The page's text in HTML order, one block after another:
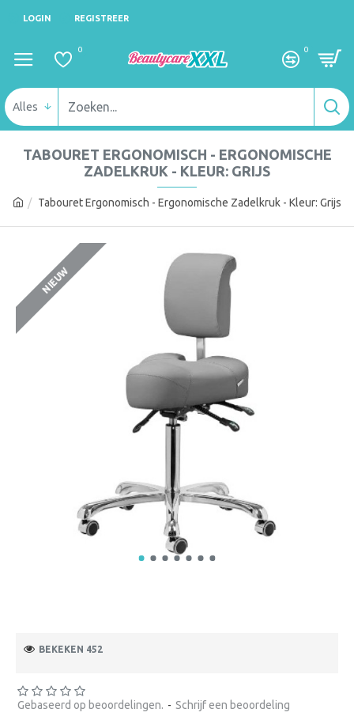
LOGIN REGISTREER
0 0
Alles
Tabouret Ergonomisch - Ergonomische Zadelkruk - Kleur: Grijs
TABOURET ERGONOMISCH - ERGONOMISCHE
ZADELKRUK - KLEUR: GRIJS
NIEUW
BEKEKEN 452
Gebaseerd op beoordelingen. - Schrijf een beoordeling